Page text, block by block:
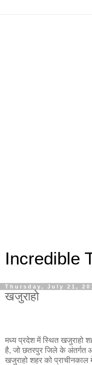
Incredible
Thursday, July 21,
खजुराहो
मध्य प्रदेश में स्थित खजुराहो
है, जो छतरपुर जिले के अंतर्गत
खजुराहो शहर को